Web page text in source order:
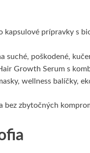
kapsulové prípravky s
suché, poškodené,
Growth Serum s
wellness balíčky,
zbytočných